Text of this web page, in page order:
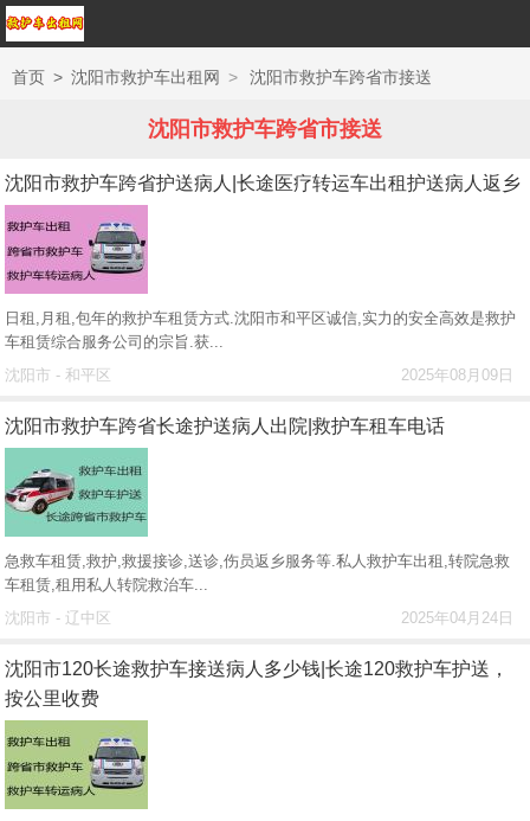
首页 > 沈阳市救护车出租网 > 沈阳市救护车跨省市接送
沈阳市救护车跨省市接送
沈阳市救护车跨省护送病人|长途医疗转运车出租护送病人返乡
日租,月租,包年的救护车租赁方式.沈阳市和平区诚信,实力的安全高效是救护
车租赁综合服务公司的宗旨.获...
2025年08月09日
沈阳市 - 和平区
沈阳市救护车跨省长途护送病人出院|救护车租车电话
急救车租赁,救护,救援接诊,送诊,伤员返乡服务等.私人救护车出租,转院急救
车租赁,租用私人转院救治车...
2025年04月24日
沈阳市 - 辽中区
沈阳市120长途救护车接送病人多少钱|长途120救护车护送，
按公里收费